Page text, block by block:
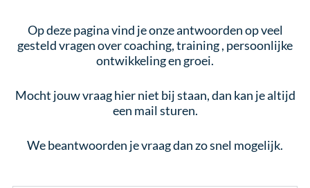
Op deze pagina vind je onze antwoorden op veel
gesteld vragen over coaching, training , persoonlijke
ontwikkeling en groei.
Mocht jouw vraag hier niet bij staan, dan kan je altijd
een mail sturen.
We beantwoorden je vraag dan zo snel mogelijk.